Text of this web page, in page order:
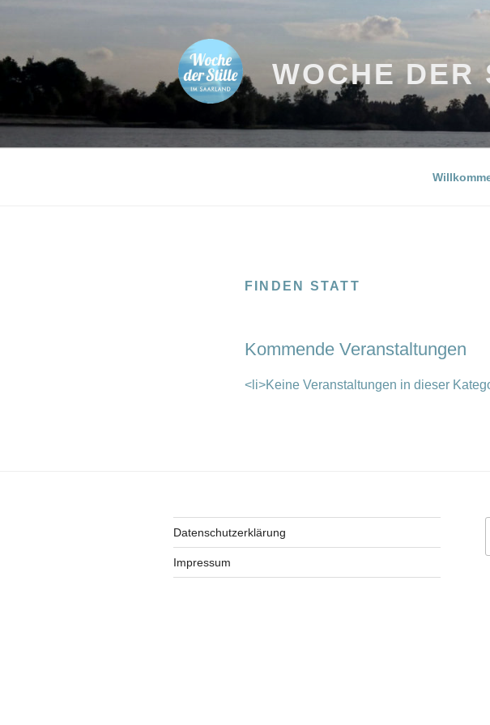
WOCHE
FINDEN STATT
Kommende Veranstaltungen
<li>Keine Veranstaltungen in dieser
Datenschutzerklärung
Impressum